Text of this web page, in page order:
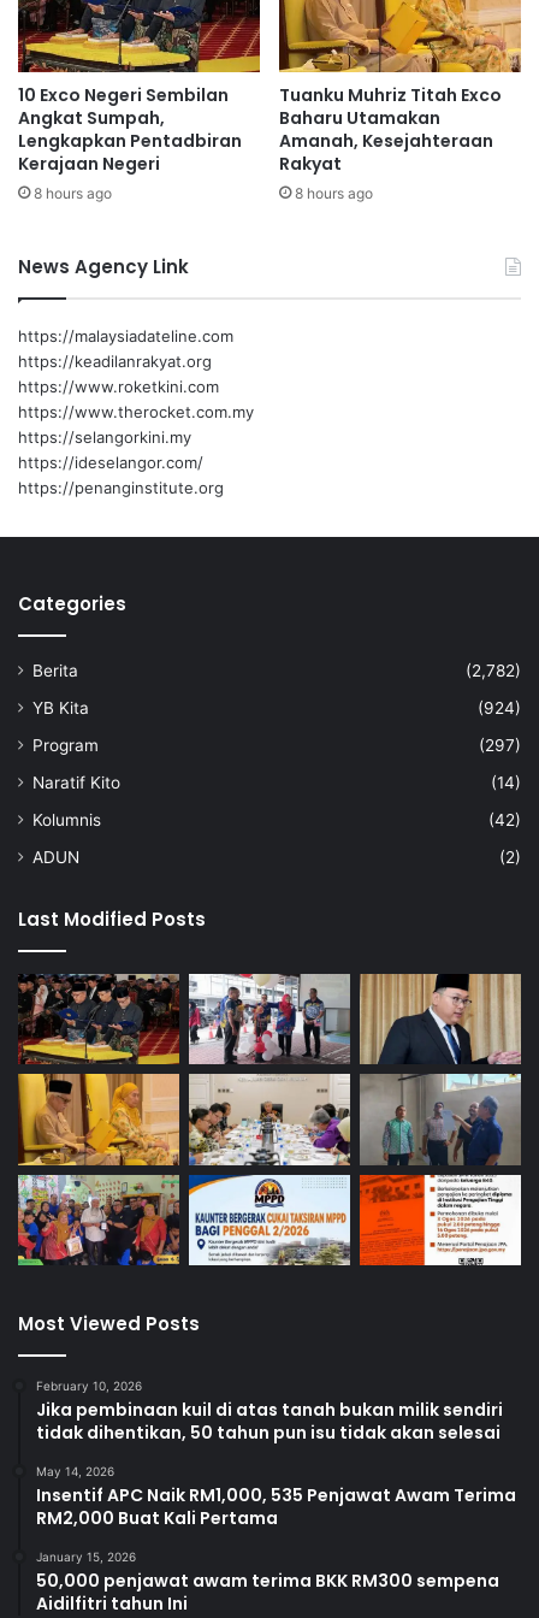
i
m
p
o
r
t
b
i
l
a
n
c
a
p
s
i
g
10 Exco Negeri Sembilan
Angkat Sumpah,
Lengkapkan Pentadbiran
Kerajaan Negeri
8 hours ago
Tuanku Muhriz Titah Exco
Baharu Utamakan
Amanah, Kesejahteraan
Rakyat
8 hours ago
News Agency Link
https://malaysiadateline.com
https://keadilanrakyat.org
https://www.roketkini.com
https://www.therocket.com.my
https://selangorkini.my
https://ideselangor.com/
https://penanginstitute.org
Categories
Berita
(2,782)
YB Kita
(924)
Program
(297)
Naratif Kito
(14)
Kolumnis
(42)
ADUN
(2)
Last Modified Posts
Most Viewed Posts
February 10, 2026
Jika pembinaan kuil di atas tanah bukan milik sendiri
tidak dihentikan, 50 tahun pun isu tidak akan selesai
May 14, 2026
Insentif APC Naik RM1,000, 535 Penjawat Awam Terima
RM2,000 Buat Kali Pertama
January 15, 2026
50,000 penjawat awam terima BKK RM300 sempena
Aidilfitri tahun Ini